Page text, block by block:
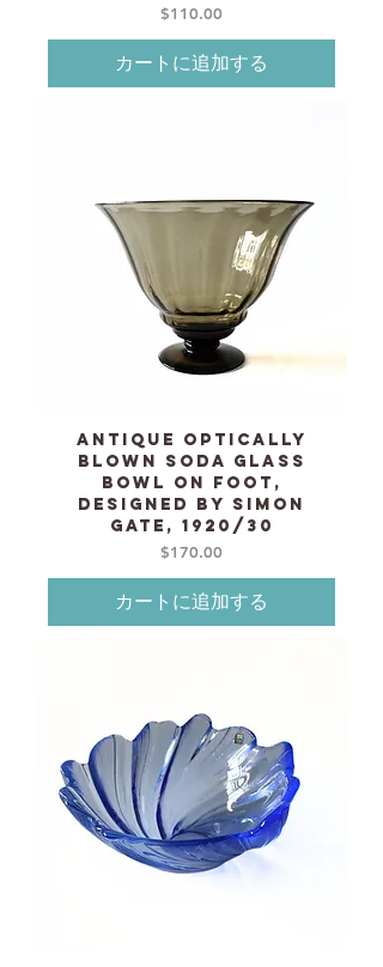
価格
$110.00
カートに追加する
Antique Optically
blown soda glass
bowl on foot,
designed by Simon
Gate, 1920/30
価格
$170.00
カートに追加する